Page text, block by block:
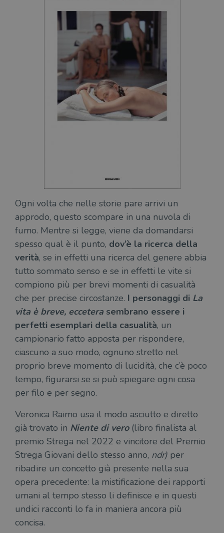
Ogni volta che nelle storie pare arrivi un
approdo, questo scompare in una nuvola di
fumo. Mentre si legge, viene da domandarsi
spesso qual è il punto, dov’è la ricerca della
verità, se in effetti una ricerca del genere abbia
tutto sommato senso e se in effetti le vite si
compiono più per brevi momenti di casualità
che per precise circostanze. I personaggi di La
vita è breve, eccetera sembrano essere i
perfetti esemplari della casualità, un
campionario fatto apposta per rispondere,
ciascuno a suo modo, ognuno stretto nel
proprio breve momento di lucidità, che c’è poco
tempo, figurarsi se si può spiegare ogni cosa
per filo e per segno.
Veronica Raimo usa il modo asciutto e diretto
già trovato in Niente di vero(libro finalista al
premio Strega nel 2022 e vincitore del Premio
Strega Giovani dello stesso anno, ndr) per
ribadire un concetto già presente nella sua
opera precedente: la mistificazione dei rapporti
umani al tempo stesso li definisce e in questi
undici racconti lo fa in maniera ancora più
concisa.